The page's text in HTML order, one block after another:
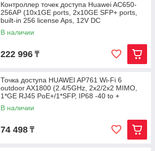
Контроллер точек доступа Huawei AC650-
256AP (10x1GE ports, 2x10GE SFP+ ports,
built-in 256 license Aps, 12V DC
В наличии
222 996 ₸
Точка доступа HUAWEI AP761 Wi-Fi 6
outdoor AX1800 (2.4/5GHz, 2x2/2x2 MIMO,
1*GE RJ45 PoE+/1*SFP, IP68 -40 to +
В наличии
74 498 ₸